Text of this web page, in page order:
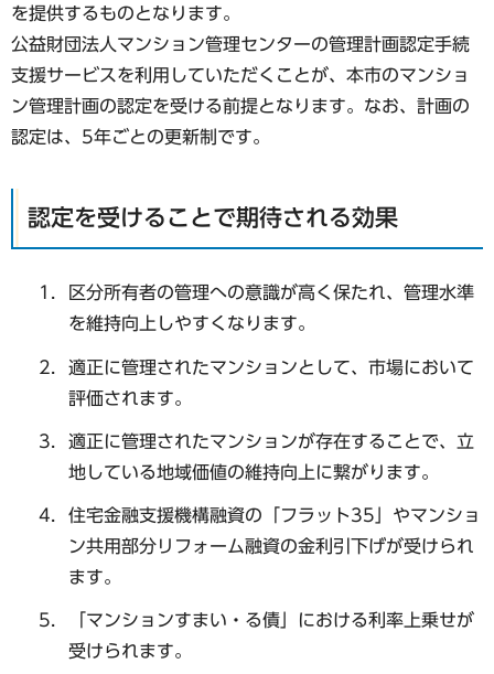
を提供するものとなります。
公益財団法人マンション管理センターの管理計画認定手続
支援サービスを利用していただくことが、本市のマンショ
ン管理計画の認定を受ける前提となります。なお、計画の
認定は、5年ごとの更新制です。
認定を受けることで期待される効果
区分所有者の管理への意識が高く保たれ、管理水準
を維持向上しやすくなります。
適正に管理されたマンションとして、市場において
評価されます。
適正に管理されたマンションが存在することで、立
地している地域価値の維持向上に繋がります。
住宅金融支援機構融資の「フラット35」やマンショ
ン共用部分リフォーム融資の金利引下げが受けられ
ます。
「マンションすまい・る債」における利率上乗せが
受けられます。